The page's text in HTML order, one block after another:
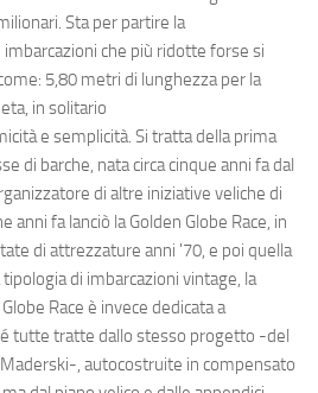
Sta per partire la
imbarcazioni che più ridotte forse si
5,80 metri di lunghezza per la
in solitario
e semplicità. Si tratta della prima
di barche, nata circa cinque anni fa dal
di altre iniziative veliche di
anni fa lanciò la Golden Globe Race, in
di attrezzature anni '70, e poi quella
di imbarcazioni vintage, la
Race è invece dedicata a
tutte tratte dallo stesso progetto -del
, autocostruite in compensato